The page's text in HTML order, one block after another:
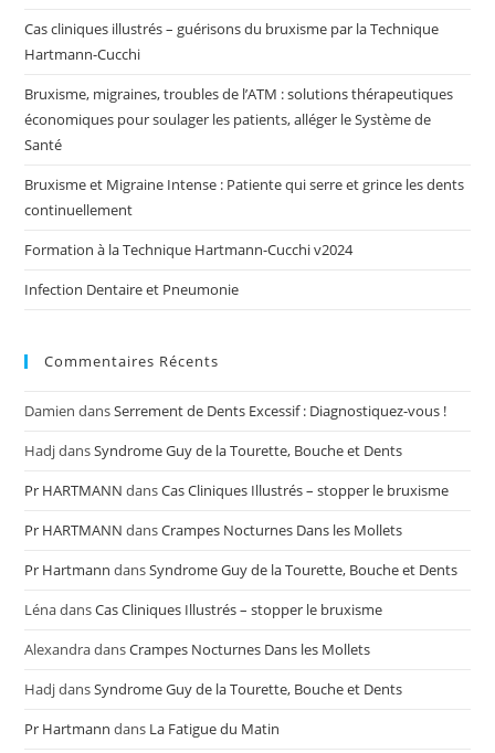
Cas cliniques illustrés – guérisons du bruxisme par la Technique
Hartmann-Cucchi
Bruxisme, migraines, troubles de l’ATM : solutions thérapeutiques
économiques pour soulager les patients, alléger le Système de
Santé
Bruxisme et Migraine Intense : Patiente qui serre et grince les dents
continuellement
Formation à la Technique Hartmann-Cucchi v2024
Infection Dentaire et Pneumonie
Commentaires Récents
Damien dansSerrement de Dents Excessif : Diagnostiquez-vous !
HadjdansSyndrome Guy de la Tourette, Bouche et Dents
Pr HARTMANN dansCas Cliniques Illustrés – stopper le bruxisme
Pr HARTMANN dansCrampes Nocturnes Dans les Mollets
Pr Hartmann dansSyndrome Guy de la Tourette, Bouche et Dents
LénadansCas Cliniques Illustrés – stopper le bruxisme
AlexandradansCrampes Nocturnes Dans les Mollets
HadjdansSyndrome Guy de la Tourette, Bouche et Dents
Pr Hartmann dans La Fatigue du Matin